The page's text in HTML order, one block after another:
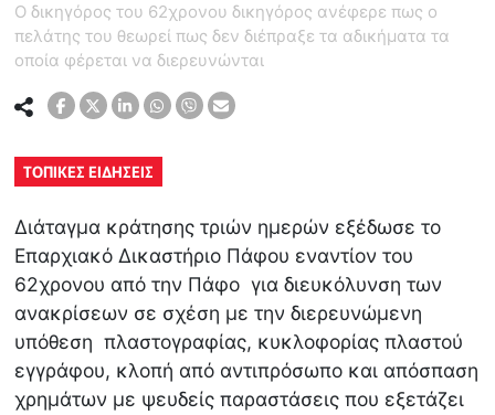
Ο δικηγόρος του 62χρονου δικηγόρος ανέφερε πως ο
πελάτης του θεωρεί πως δεν διέπραξε τα αδικήματα τα
οποία φέρεται να διερευνώνται
ΤΟΠΙΚΕΣ ΕΙΔΗΣΕΙΣ
Διάταγμα κράτησης τριών ημερών εξέδωσε το
Επαρχιακό Δικαστήριο Πάφου εναντίον του
62χρονου από την Πάφο για διευκόλυνση των
ανακρίσεων σε σχέση με την διερευνώμενη
υπόθεση πλαστογραφίας, κυκλοφορίας πλαστού
εγγράφου, κλοπή από αντιπρόσωπο και απόσπαση
χρημάτων με ψευδείς παραστάσεις που εξετάζει